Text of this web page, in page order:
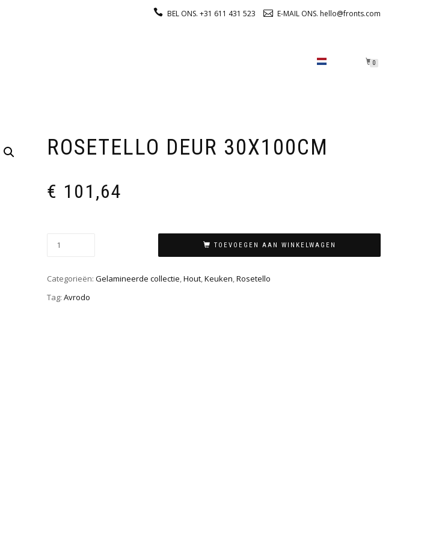
BEL ONS. +31 611 431 523 E-MAIL ONS. hello@fronts.com
0
ROSETELLO DEUR 30X100CM
€ 101,64
TOEVOEGEN AAN WINKELWAGEN
Categorieën: Gelamineerde collectie,Hout,Keuken,Rosetello
Tag: Avrodo